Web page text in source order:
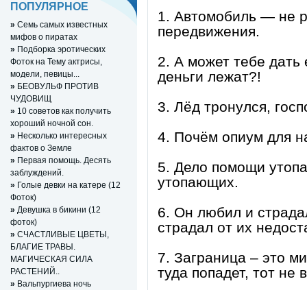
1. Автомобиль — не
передвижения.
2. А может тебе дать
деньги лежат?!
3. Лёд тронулся,
4. Почём опиум для
5. Дело помощи
утопающих.
6. Он любил и
страдал от их
7. Заграница – это
туда попадет, тот не
ПОПУЛЯРНОЕ
» Семь самых известных
мифов о пиратах
» Подборка эротических
Фоток на Тему актрисы,
модели, певицы...
» БЕОВУЛЬФ ПРОТИВ
ЧУДОВИЩ
» 10 советов как получить
хороший нoчной сон.
» Несколько интересных
фактов о Земле
» Первая помощь. Десять
заблуждений.
» Голые девки на катере (12
Фоток)
» Девушка в бикини (12
фоток)
» СЧАСТЛИВЫЕ ЦВЕТЫ,
БЛАГИЕ ТРАВЫ.
МАГИЧЕСКАЯ СИЛА
РАСТЕНИЙ..
» Вальпургиева ночь